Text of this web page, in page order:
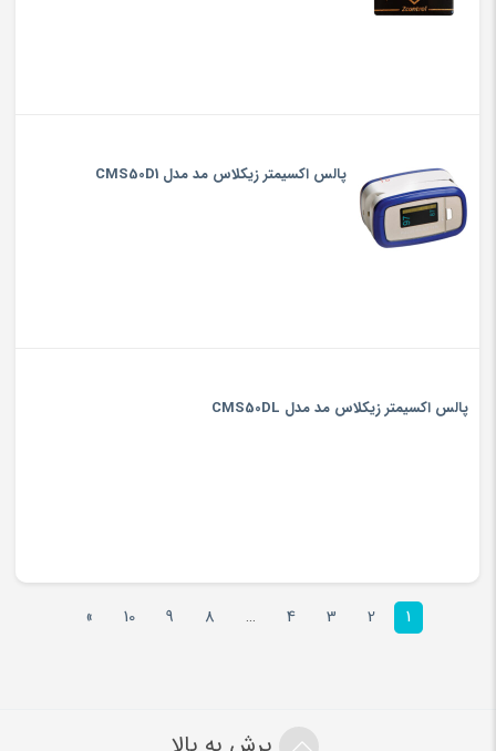
پالس اکسیمتر زیکلاس مد مدل CMS50D1
پالس اکسیمتر زیکلاس مد مدل CMS50DL
1
2
3
4
…
8
9
10
»